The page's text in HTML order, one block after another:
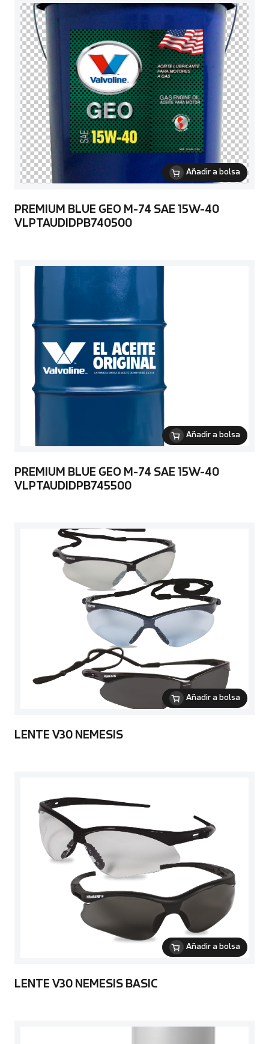
Añadir a bolsa
PREMIUM BLUE GEO M-74 SAE 15W-40
VLPTAUDIDPB740500
Añadir a bolsa
PREMIUM BLUE GEO M-74 SAE 15W-40
VLPTAUDIDPB745500
Añadir a bolsa
LENTE V30 NEMESIS
Añadir a bolsa
LENTE V30 NEMESIS BASIC